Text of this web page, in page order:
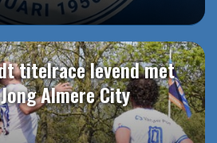
titelrace levend met
Almere City